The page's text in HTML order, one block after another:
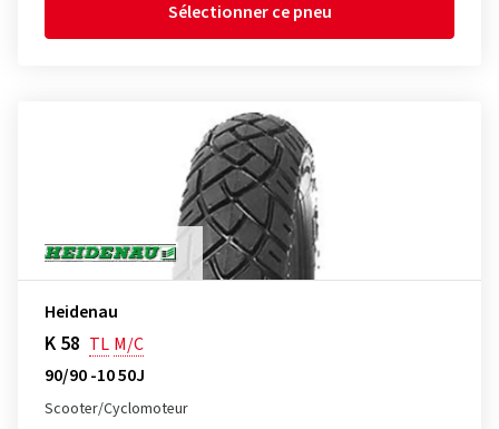
Sélectionner ce pneu
Heidenau
K 58 TL M/C
90/90 -10 50J
Scooter/Cyclomoteur